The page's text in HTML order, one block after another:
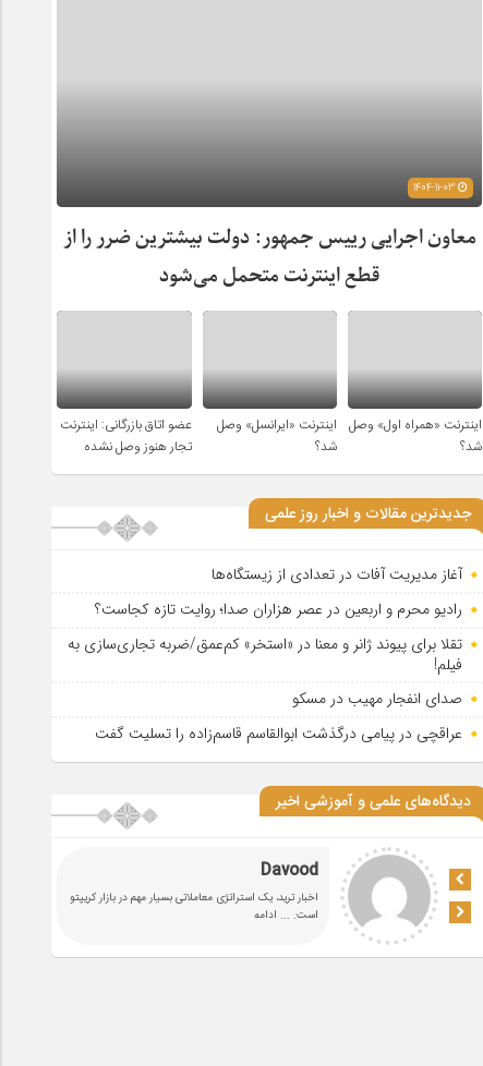
معاون اجرایی رییس جمهور: دولت بیشترین ضرر را از
قطع اینترنت متحمل می‌شود
اینترنت «همراه اول» وصل
شد؟
اینترنت «ایرانسل» وصل
شد؟
عضو اتاق بازرگانی: اینترنت
تجار هنوز وصل نشده
جدیدترین مقالات و اخبار روز علمی
آغاز مدیریت آفات در تعدادی از زیستگاه‌ها
رادیو محرم و اربعین در عصر هزاران صدا؛ روایت تازه کجاست؟
تقلا برای پیوند ژانر و معنا در «استخر» کم‌عمق/ضربه تجاری‌سازی به
فیلم!
صدای انفجار مهیب در مسکو
عراقچی در پیامی درگذشت ابوالقاسم قاسم‌زاده را تسلیت گفت
دیدگاه‌های علمی و آموزشی اخیر
Davood
اخبار ترید، یک استراتژی معاملاتی بسیار مهم در بازار کریپتو
است. ... ادامه